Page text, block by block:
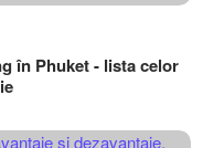
în Phuket - lista celor